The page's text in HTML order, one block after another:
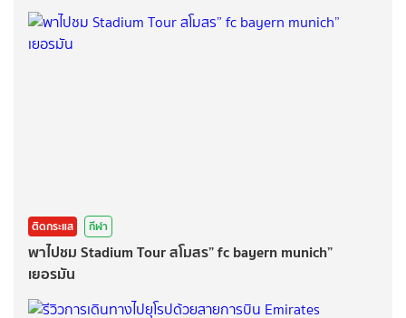
ติดกระแส กีฬา
พาไปชม Stadium Tour สโมสร” fc bayern munich”
เยอรมัน